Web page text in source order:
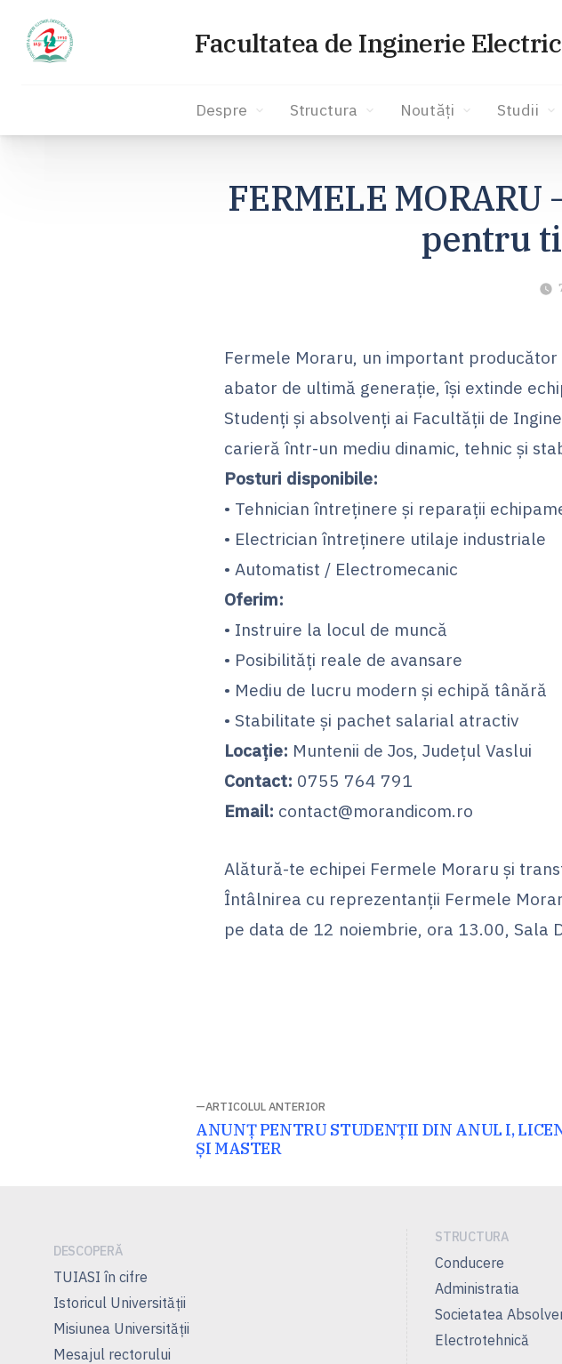
Facultatea de Inginerie
Despre Structura Noutăți Studii
FERMELE
pentru
Fermele Moraru, un important
abator de ultimă generație, își extinde
Studenți și absolvenți ai Facultății de
carieră într-un mediu dinamic, tehnic și
Posturi disponibile:
• Tehnician întreținere și reparații
• Electrician întreținere utilaje industriale
• Automatist / Electromecanic
Oferim:
• Instruire la locul de muncă
• Posibilități reale de avansare
• Mediu de lucru modern și echipă tânără
• Stabilitate și pachet salarial atractiv
Locație: Muntenii de Jos, Județul Vaslui
Contact: 0755 764 791
Email: contact@morandicom.ro
Alătură-te echipei Fermele Moraru și
Întâlnirea cu reprezentanții Fermele
pe data de 12 noiembrie, ora 13.00, Sala
ARTICOLUL ANTERIOR
Articolul
anterior:
ANUNȚ PENTRU STUDENȚII DIN ANUL I,
ȘI MASTER
DESCOPERĂ
TUIASI în cifre
Istoricul Universităţii
Misiunea Universităţii
Mesajul rectorului
STRUCTURA
Conducere
Administratia
Societatea
Electrotehnică